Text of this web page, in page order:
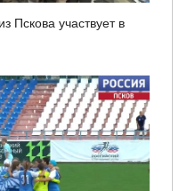
Пскова участвует в